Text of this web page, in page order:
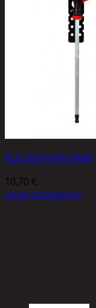
KUUSIOAVAIN 6MM
10,70 €
Lisää ostoskoriin